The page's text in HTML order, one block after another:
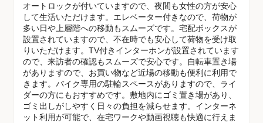
オートロックが付いていますので、夜間も女性の方が安心
して生活いただけます。エレベーター付きなので、荷物が
多い日や上層階への移動もスムーズです。宅配ボックスが
設置されていますので、不在時でも安心して荷物を受け取
りいただけます。TV付きインターホンが設置されています
ので、来訪者の確認もスムーズで安心です。自転車置き場
がありますので、お買い物など近場の移動も便利に利用で
きます。バイク専用の駐輪スペースがありますので、ライ
ダーの方にもおすすめです。敷地内にゴミ置き場があり、
ゴミ出しがしやすく日々の負担を減らせます。インターネ
ット利用が可能で、在宅ワークや動画視聴も快適に行えま